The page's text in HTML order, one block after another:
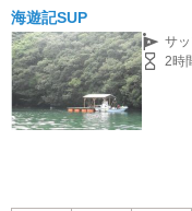
海遊記SUP
サ
2時